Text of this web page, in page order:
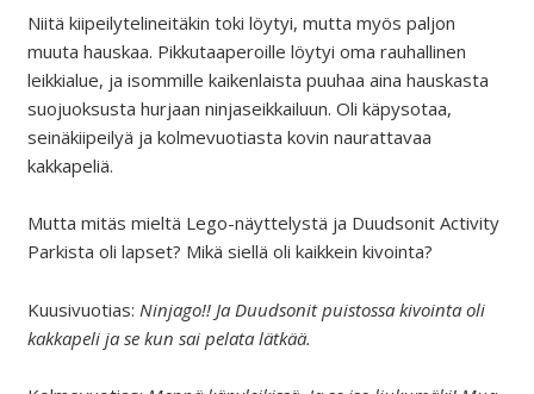
Niitä kiipeilytelineitäkin toki löytyi, mutta myös paljon
muuta hauskaa. Pikkutaaperoille löytyi oma rauhallinen
leikkialue, ja isommille kaikenlaista puuhaa aina hauskasta
suojuoksusta hurjaan ninjaseikkailuun. Oli käpysotaa,
seinäkiipeilyä ja kolmevuotiasta kovin naurattavaa
kakkapeliä.
Mutta mitäs mieltä Lego-näyttelystä ja Duudsonit Activity
Parkista oli lapset? Mikä siellä oli kaikkein kivointa?
Kuusivuotias: Ninjago!! Ja Duudsonit puistossa kivointa oli
kakkapeli ja se kun sai pelata lätkää.